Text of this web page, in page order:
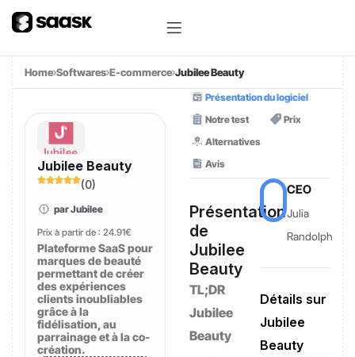
Home Softwares E-commerce Jubilee Beauty
Jubilee Beauty
(0)
par Jubilee
Prix à partir de : 24.91€
Plateforme SaaS pour
marques de beauté
permettant de créer
des expériences
clients inoubliables
grâce à la
fidélisation, au
parrainage et à la co-
création.
Présentation du logiciel
Notre test
Prix
Alternatives
Avis
Présentation
de
Jubilee
Beauty
TL;DR
Jubilee
Beauty
CEO
Julia
Randolph
Détails sur
Jubilee
Beauty